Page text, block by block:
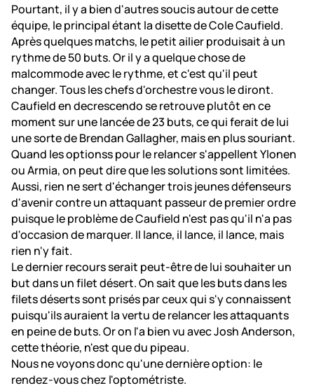
Pourtant, il y a bien d'autres soucis autour de cette
équipe, le principal étant la disette de Cole Caufield.
Après quelques matchs, le petit ailier produisait à un
rythme de 50 buts. Or il y a quelque chose de
malcommode avec le rythme, et c'est qu'il peut
changer. Tous les chefs d'orchestre vous le diront.
Caufield en decrescendo se retrouve plutôt en ce
moment sur une lancée de 23 buts, ce qui ferait de lui
une sorte de Brendan Gallagher, mais en plus souriant.
Quand les optionss pour le relancer s'appellent Ylonen
ou Armia, on peut dire que les solutions sont limitées.
Aussi, rien ne sert d'échanger trois jeunes défenseurs
d'avenir contre un attaquant passeur de premier ordre
puisque le problème de Caufield n'est pas qu'il n'a pas
d'occasion de marquer. Il lance, il lance, il lance, mais
rien n'y fait.
Le dernier recours serait peut-être de lui souhaiter un
but dans un filet désert. On sait que les buts dans les
filets déserts sont prisés par ceux qui s'y connaissent
puisqu'ils auraient la vertu de relancer les attaquants
en peine de buts. Or on l'a bien vu avec Josh Anderson,
cette théorie, n'est que du pipeau.
Nous ne voyons donc qu'une dernière option: le
rendez-vous chez l'optométriste.